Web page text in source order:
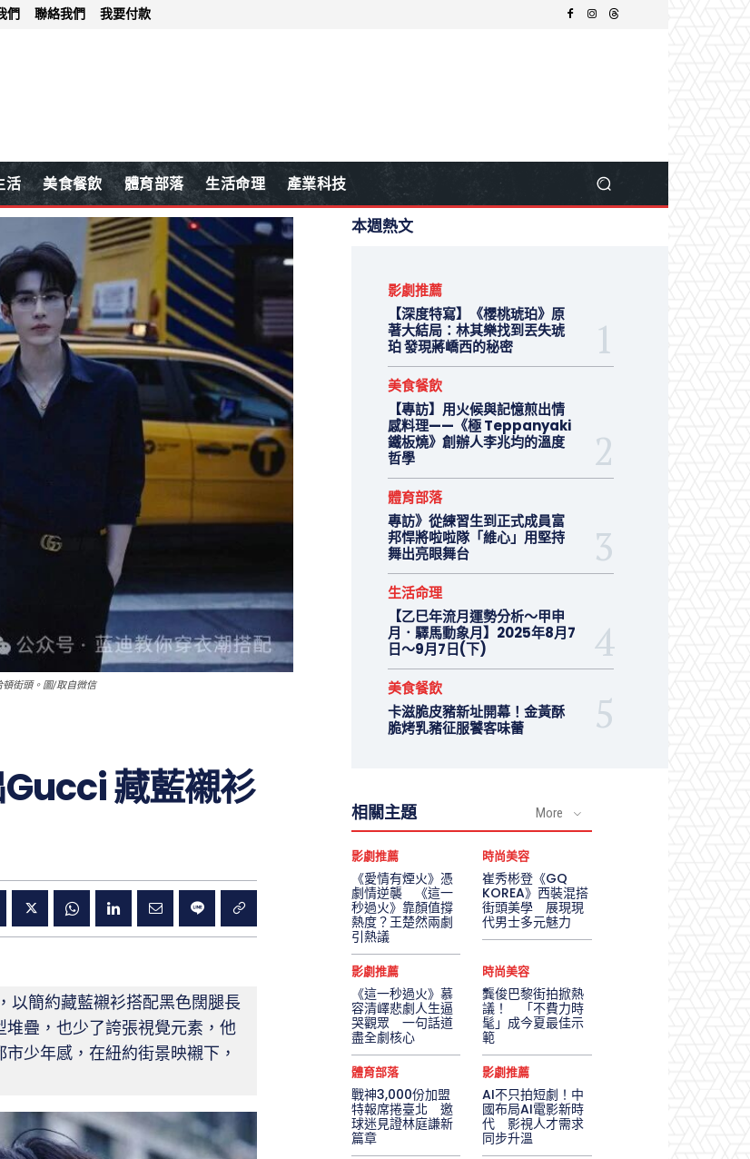
們 聯絡我們 我要付款
活 美食餐飲 體育部落 生活命理 產業科技
街頭。圖/取自微信
藏藍襯衫
簡約藏藍襯衫搭配黑色闊腿長
疊，也少了誇張視覺元素，他
少年感，在紐約街景映襯下，
本週熱文
影劇推薦
【深度特寫】《櫻桃琥珀》原
著大結局：林其樂找到丟失琥
珀 發現蔣嶠西的秘密
美食餐飲
【專訪】用火候與記憶煎出情
感料理——《極 Teppanyaki
鐵板燒》創辦人李兆均的溫度
哲學
體育部落
專訪》從練習生到正式成員富
邦悍將啦啦隊「維心」用堅持
舞出亮眼舞台
生活命理
【乙巳年流月運勢分析～甲申
月．驛馬動象月】2025年8月7
日～9月7日(下)
美食餐飲
卡滋脆皮豬新址開幕！金黃酥
脆烤乳豬征服饕客味蕾
相關主題 More
影劇推薦
《愛情有煙火》憑
劇情逆襲 《這一
秒過火》靠顏值撐
熱度？王楚然兩劇
引熱議
時尚美容
崔秀彬登《GQ
KOREA》西裝混搭
街頭美學 展現現
代男士多元魅力
影劇推薦
《這一秒過火》慕
容清嶧悲劇人生逼
哭觀眾 一句話道
盡全劇核心
時尚美容
龔俊巴黎街拍掀熱
議！ 「不費力時
髦」成今夏最佳示
範
體育部落
戰神3,000份加盟
特報席捲臺北 邀
球迷見證林庭謙新
篇章
影劇推薦
AI不只拍短劇！中
國布局AI電影新時
代 影視人才需求
同步升溫